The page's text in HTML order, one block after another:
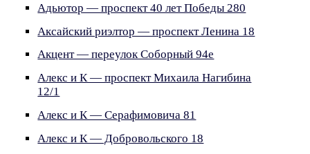
Адьютор — проспект 40 лет Победы 280
Аксайский риэлтор — проспект Ленина 18
Акцент — переулок Соборный 94е
Алекс и К — проспект Михаила Нагибина
12/1
Алекс и К — Серафимовича 81
Алекс и К — Добровольского 18